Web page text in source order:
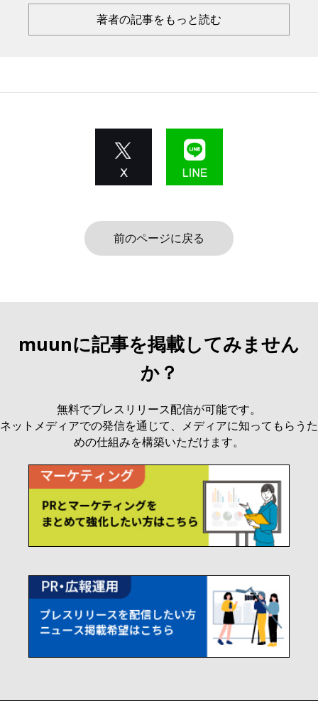
著者の記事をもっと読む
前のページに戻る
muunに記事を掲載してみません
か？
無料でプレスリリース配信が可能です。
ネットメディアでの発信を通じて、メディアに知ってもらうた
めの仕組みを構築いただけます。